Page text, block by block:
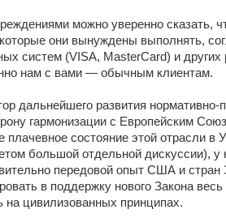
можно уверенно сказать,
они вынуждены выполнять,
систем (VISA, MasterCard) и других
нам с вами — обычным клиентам.
дальнейшего развития нормативно-
гармонизации с Европейским
состояние этой отрасли в
большой отдельной дискуссии), у
передовой опыт США и стран
в поддержку нового Закона
на цивилизованных принципах.